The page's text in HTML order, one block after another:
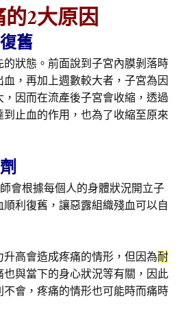
2大原因
舊
狀態。前面說到子宮內膜剝落時
，再加上週數較大者，子宮為因
因而在流產後子宮會收縮，透過
止血的作用，也為了收縮至原來
會根據每個人的身體狀況開立子
利復舊，讓惡露組織殘血可以自
高會造成疼痛的情形，但因為耐
也與當下的身心狀況等有關，因此
會，疼痛的情形也可能時而痛時